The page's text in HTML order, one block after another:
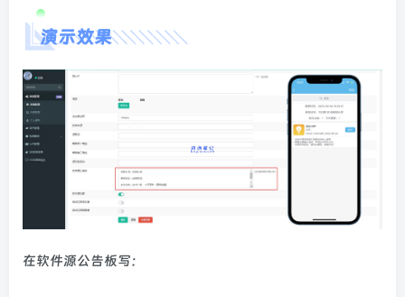
演示效果
在软件源公告板写：